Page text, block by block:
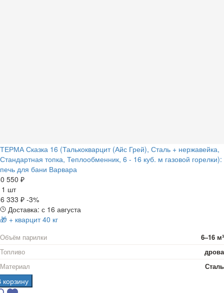
ТЕРМА Сказка 16 (Талькокварцит (Айс Грей), Сталь + нержавейка,
Стандартная топка, Теплообменник, 6 - 16 куб. м газовой горелки):
печь для бани Варвара
550 ₽
1 шт
333 ₽ -3%
Доставка: с 16 августа
🎁 + кварцит 40 кг
Объём парилки
6–16 м³
Топливо
дрова
Материал
Сталь
корзину